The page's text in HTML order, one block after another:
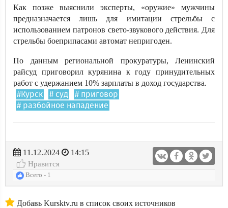
Как позже выяснили эксперты, «оружие» мужчины
предназначается лишь для имитации стрельбы с
использованием патронов свето-звукового действия. Для
стрельбы боеприпасами автомат непригоден.
По данным региональной прокуратуры, Ленинский
райсуд приговорил курянина к году принудительных
работ с удержанием 10% зарплаты в доход государства.
#Курск # суд
# приговор
# разбойное нападение
11.12.2024
14:15
Нравится
Всего - 1
Добавь Kursktv.ru в список своих источников